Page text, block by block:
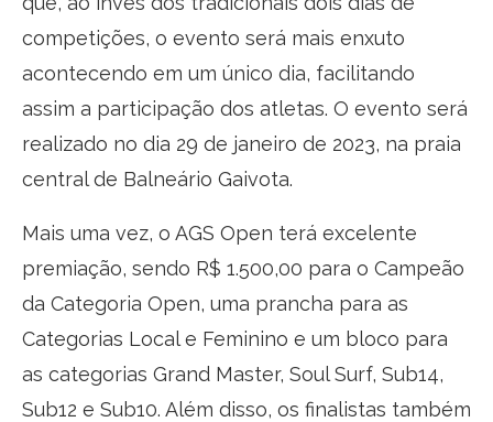
competições, o evento será mais enxuto
acontecendo em um único dia, facilitando
assim a participação dos atletas. O evento será
realizado no dia 29 de janeiro de 2023, na praia
central de Balneário Gaivota.
Mais uma vez, o AGS Open terá excelente
premiação, sendo R$ 1.500,00 para o Campeão
da Categoria Open, uma prancha para as
Categorias Local e Feminino e um bloco para
as categorias Grand Master, Soul Surf, Sub14,
Sub12 e Sub10. Além disso, os finalistas também